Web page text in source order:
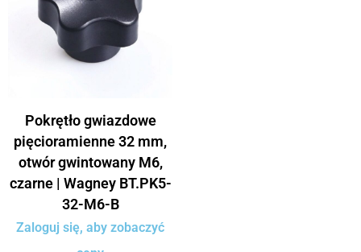
Pokrętło gwiazdowe
pięcioramienne 32 mm,
otwór gwintowany M6,
czarne | Wagney BT.PK5-
32-M6-B
Zaloguj się, aby zobaczyć